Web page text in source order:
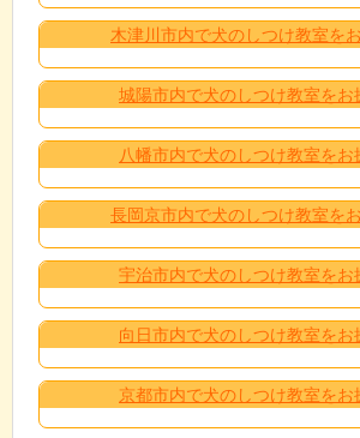
木津川市内で犬のしつけ教室を
城陽市内で犬のしつけ教室をお
八幡市内で犬のしつけ教室をお
長岡京市内で犬のしつけ教室を
宇治市内で犬のしつけ教室をお
向日市内で犬のしつけ教室をお
京都市内で犬のしつけ教室をお